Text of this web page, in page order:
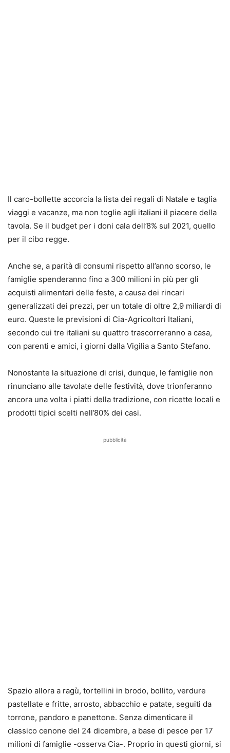
Il caro-bollette accorcia la lista dei regali di Natale e taglia
viaggi e vacanze, ma non toglie agli italiani il piacere della
tavola. Se il budget per i doni cala dell’8% sul 2021, quello
per il cibo regge.
Anche se, a parità di consumi rispetto all’anno scorso, le
famiglie spenderanno fino a 300 milioni in più per gli
acquisti alimentari delle feste, a causa dei rincari
generalizzati dei prezzi, per un totale di oltre 2,9 miliardi di
euro. Queste le previsioni di Cia-Agricoltori Italiani,
secondo cui tre italiani su quattro trascorreranno a casa,
con parenti e amici, i giorni dalla Vigilia a Santo Stefano.
Nonostante la situazione di crisi, dunque, le famiglie non
rinunciano alle tavolate delle festività, dove trionferanno
ancora una volta i piatti della tradizione, con ricette locali e
prodotti tipici scelti nell’80% dei casi.
pubblicità
Spazio allora a ragù, tortellini in brodo, bollito, verdure
pastellate e fritte, arrosto, abbacchio e patate, seguiti da
torrone, pandoro e panettone. Senza dimenticare il
classico cenone del 24 dicembre, a base di pesce per 17
milioni di famiglie -osserva Cia-. Proprio in questi giorni, si